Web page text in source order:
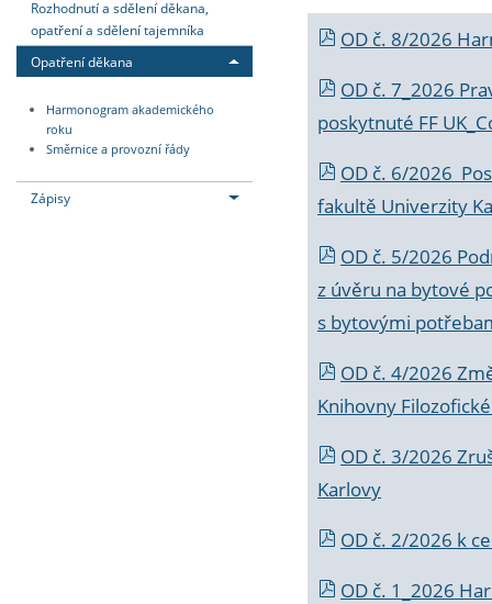
Rozhodnutí a sdělení děkana,
opatření a sdělení tajemníka
Opatření děkana
Harmonogram akademického
roku
Směrnice a provozní řády
Zápisy
OD č. 8/2026
OD č. 7_2026
poskytnuté FF
OD č. 6/2026
fakultě Univerzity
OD č. 5/2026
z úvěru na bytové
s bytovými
OD č. 4/2026
Knihovny
OD č. 3/2026
Karlovy
OD č. 2/2026 k
OD č. 1_2026